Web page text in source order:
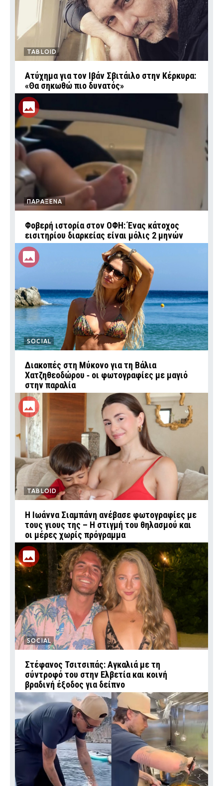
TABLOID
Ατύχημα για τον Ιβάν Σβιτάιλο στην Κέρκυρα:
«Θα σηκωθώ πιο δυνατός»
ΠΑΡΑΞΕΝΑ
Φοβερή ιστορία στον ΟΦΗ: Ένας κάτοχος
εισιτηρίου διαρκείας είναι μόλις 2 μηνών
SOCIAL
Διακοπές στη Μύκονο για τη Βάλια
Χατζηθεοδώρου ‑ οι φωτογραφίες με μαγιό
στην παραλία
TABLOID
H Ιωάννα Σιαμπάνη ανέβασε φωτογραφίες με
τους γιους της – Η στιγμή του θηλασμού και
οι μέρες χωρίς πρόγραμμα
SOCIAL
Στέφανος Τσιτσιπάς: Αγκαλιά με τη
σύντροφό του στην Ελβετία και κοινή
βραδινή έξοδος για δείπνο